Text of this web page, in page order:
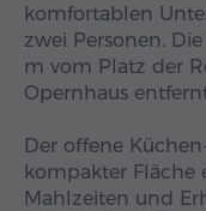
komfortablen
zwei Personen.
m vom Platz der
Opernhaus
Der offene
kompakter Fläche
Mahlzeiten und